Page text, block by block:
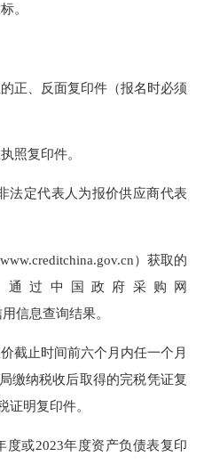
。
、反面复印件（报名时必须
复印件。
定代表人为报价供应商代表
）获取的
过中国政府采购网
信息查询结果。
止时间前六个月内任一个月
缴纳税收后取得的完税凭证复
证明复印件。
或2023年度资产负债表复印